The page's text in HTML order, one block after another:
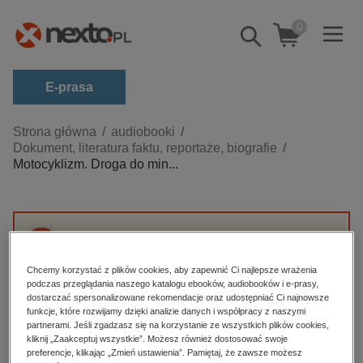
Pokaż/schowaj
wyszukiwarkę
0
E-prasa
Kategorie
Zobacz wszystkie E-prasa
biznesowe, branżowe, gospodarka
dzienniki
edukacja
hobby, sport, rozrywka
komputery, internet, technologie, informatyka
Strona główna
audiobooki
Dokument, literatura faktu, reportaże, biografie
Motocyklizm. Droga do min...
Droga do mindfulness” nie jest dostępny.
High-contrast mode
Polecane
Chcemy korzystać z plików cookies, aby zapewnić Ci najlepsze wrażenia
podczas przeglądania naszego katalogu ebooków, audiobooków i e-prasy,
dostarczać spersonalizowane rekomendacje oraz udostępniać Ci najnowsze
funkcje, które rozwijamy dzięki analizie danych i współpracy z naszymi
partnerami. Jeśli zgadzasz się na korzystanie ze wszystkich plików cookies,
kliknij „Zaakceptuj wszystkie”. Możesz również dostosować swoje
preferencje, klikając „Zmień ustawienia”. Pamiętaj, że zawsze możesz